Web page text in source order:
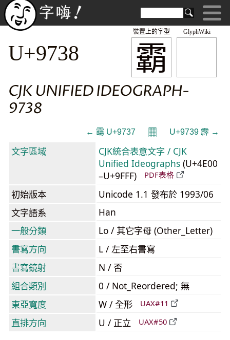
GlyphWiki
霸
裝置上的字型
U+9738
CJK UNIFIED IDEOGRAPH-
9738
← 霷 U+9737 𝄜 U+9739 霹 →
文字區域
CJK統合表意文字 / CJK
Unified Ideographs (U+4E00
–U+9FFF)
PDF表格
初始版本
Unicode 1.1 發布於 1993/06
文字語系
Han
一般分類
Lo / 其它字母 (Other_Letter)
書寫方向
L / 左至右書寫
書寫鏡射
N / 否
組合類別
0 / Not_Reordered; 無
東亞寬度
W / 全形 UAX#11
直排方向 U / 正立 UAX#50